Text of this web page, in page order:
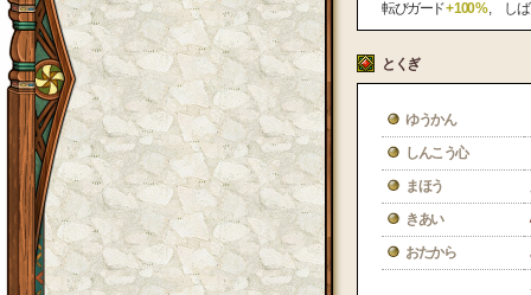
転びガード+ 100 % し
とくぎ
ゆうかん
しんこう心
まほう
きあい
おたから